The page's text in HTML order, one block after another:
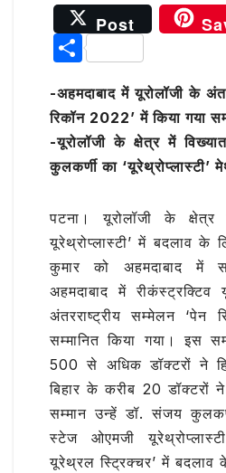
a
c
e
b
o
o
w
it
te
r
h
at
A
p
p
el
e
ra
m
Post
S
ar
e
-अहमदाबाद में यूरोलॉजी के
रिकॉन 2022’ में किया गया
-यूरोलॉजी के क्षेत्र में
कुलकर्णी का ‘यूरेथ्रोप्लास्टी’
पटना। यूरोलॉजी के क्षेत्र
यूरेथ्रोप्लास्टी’ में बदलाव के
कुमार को अहमदाबाद में
अहमदाबाद में रीकंस्ट्रक्टिव
अंतरराष्ट्रीय सम्मेलन ‘पेन
सम्मानित किया गया। इस
500 से अधिक डॉक्टरों ने
बिहार के करीब 20 डॉक्टरों
सम्मान उन्हें डॉ. संजय
स्टेज ओएमजी
यूरेथ्रल स्ट्रिक्चर’ में बदलाव